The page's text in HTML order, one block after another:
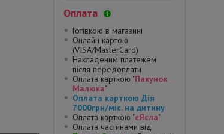
Оплата
Готівкою в магазині
Онлайн картою
(VISA/MasterCard)
Накладеним платежем
після передоплати
Оплата карткою "Пакунок
Малюка"
Оплата карткою Дія
7000грн/міс. на дитину
Оплата карткою "єЯсла"
Оплата частинами від